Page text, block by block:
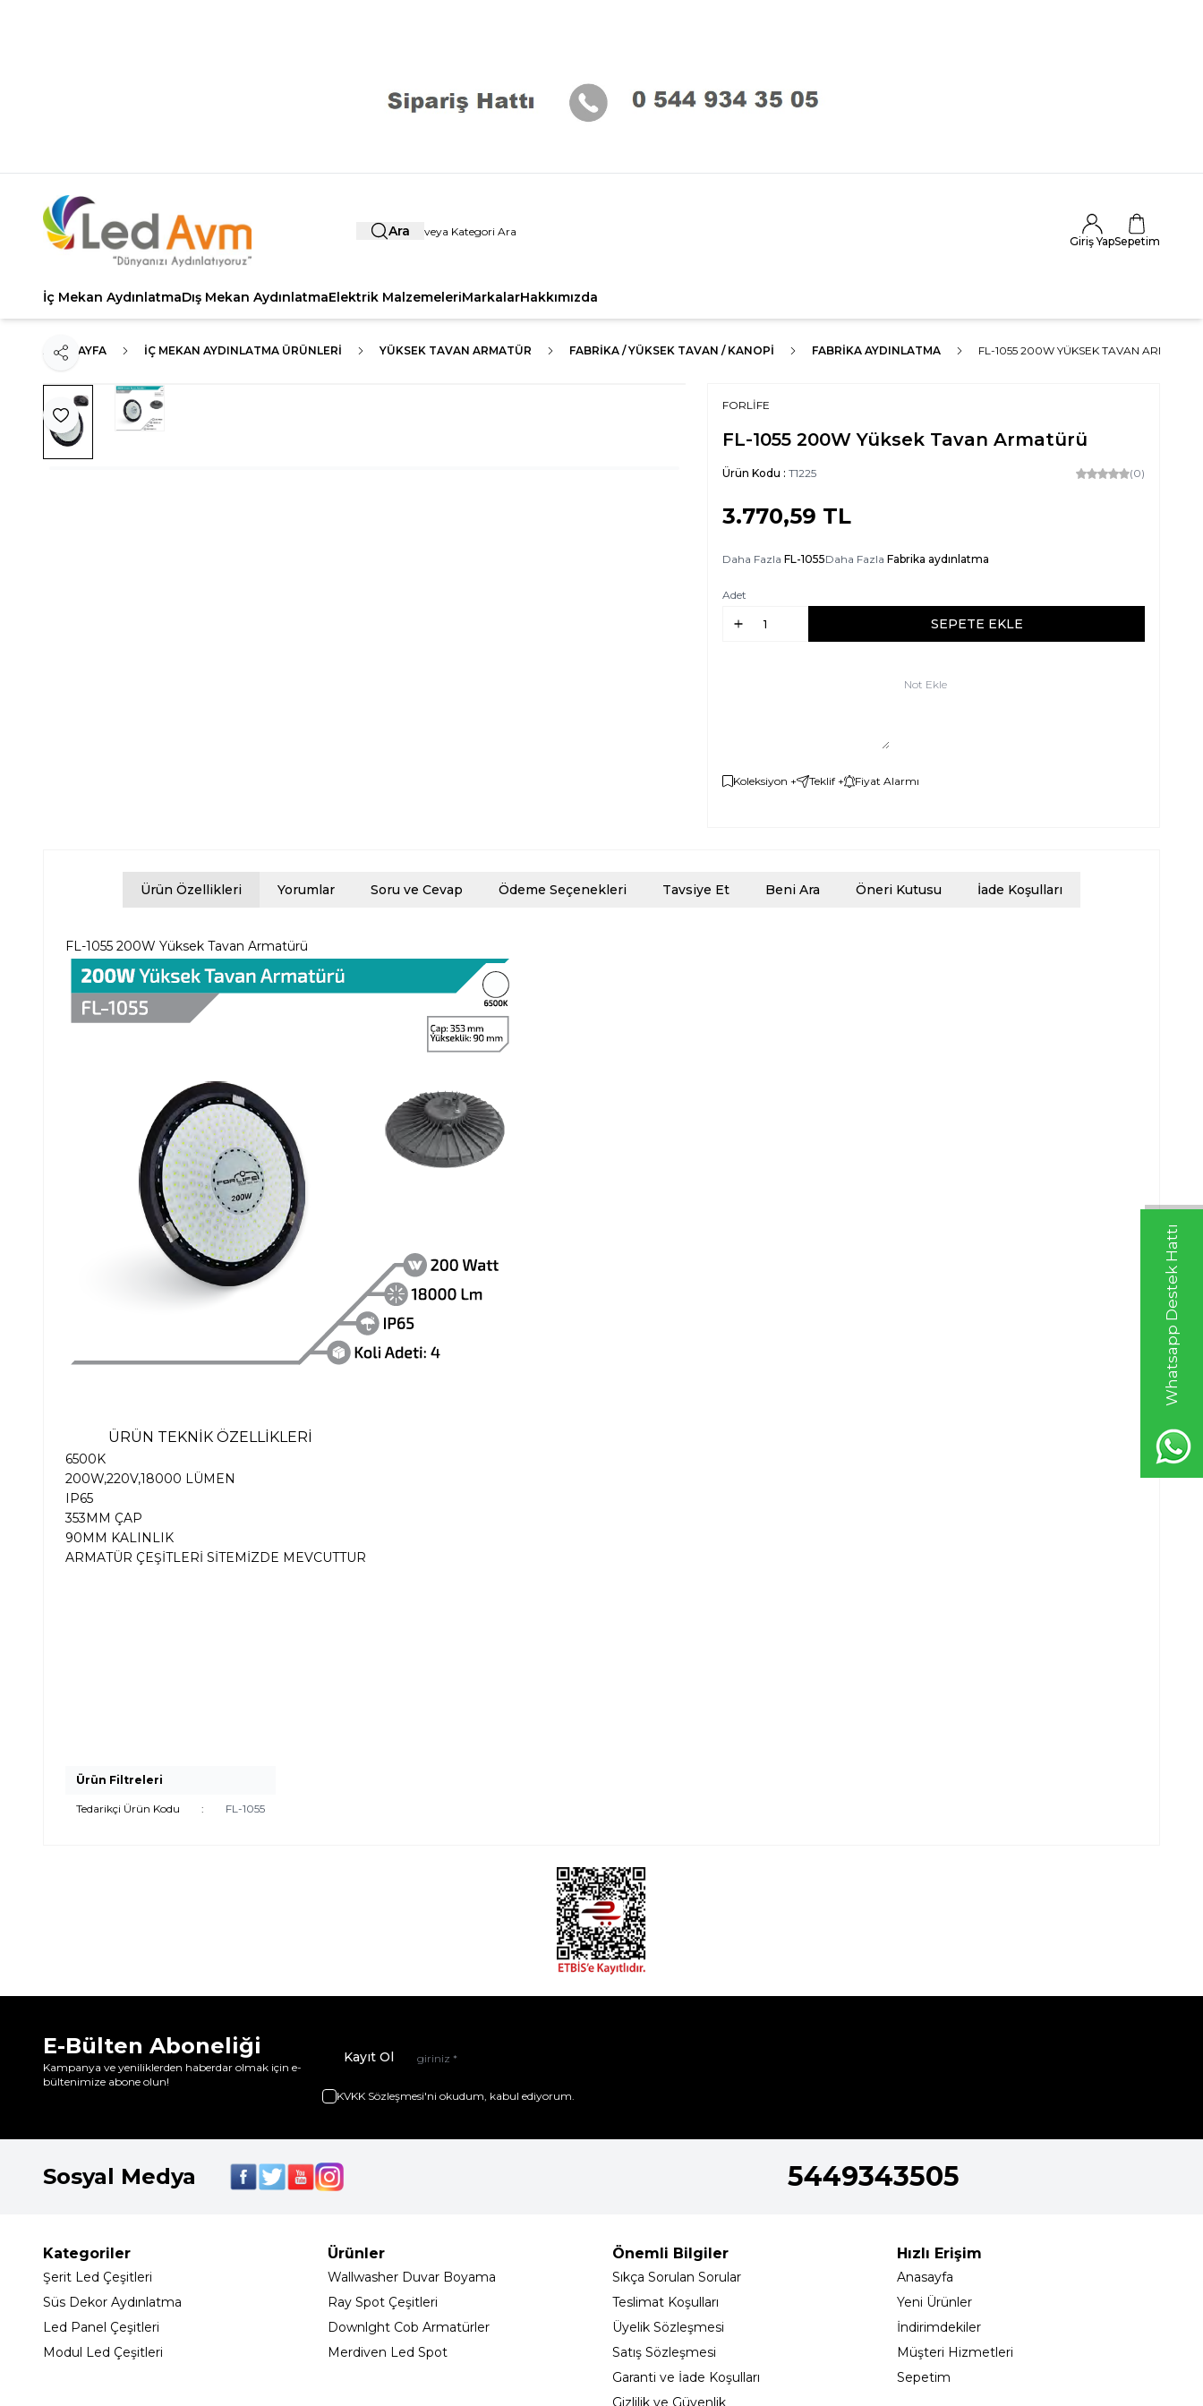
Whatsapp Destek Hattı
Ara
Giriş YapSepetim
İç Mekan AydınlatmaDış Mekan AydınlatmaElektrik MalzemeleriMarkalarHakkımızda
ANA SAYFA İÇ MEKAN AYDINLATMA ÜRÜNLERI YÜKSEK TAVAN ARMATÜR FABRIKA / YÜKSEK TAVAN / KANOPI FABRIKA AYDINLATMA FL-1055 200W YÜKSEK TAVAN
Favoriye Ekle
Paylaş
FORLİFE
FL-1055 200W Yüksek Tavan Armatürü
Ürün Kodu : T1225 (0)
3.770,59 TL
Daha Fazla FL-1055Daha Fazla Fabrika aydınlatma
Adet
SEPETE EKLE
Not Ekle
Koleksiyon + Teklif + Fiyat Alarmı
Ürün Özellikleri Yorumlar Soru ve Cevap Ödeme Seçenekleri Tavsiye Et Beni Ara Öneri Kutusu İade Koşulları
FL-1055 200W Yüksek Tavan Armatürü
ÜRÜN TEKNİK ÖZELLİKLERİ
6500K
200W,220V,18000 LÜMEN
IP65
353MM ÇAP
90MM KALINLIK
ARMATÜR ÇEŞİTLERİ SİTEMİZDE MEVCUTTUR
Ürün Filtreleri
Tedarikçi Ürün Kodu : FL-1055
E-Bülten Aboneliği
Kampanya ve yeniliklerden haberdar olmak için e-
bültenimize abone olun!
Kayıt Ol
KVKK Sözleşmesi'ni okudum, kabul ediyorum.
Sosyal Medya 5449343505
Kategoriler
Şerit Led Çeşitleri
Süs Dekor Aydınlatma
Led Panel Çeşitleri
Modul Led Çeşitleri
Ürünler
Wallwasher Duvar Boyama
Ray Spot Çeşitleri
Downlght Cob Armatürler
Merdiven Led Spot
Önemli Bilgiler
Sıkça Sorulan Sorular
Teslimat Koşulları
Üyelik Sözleşmesi
Satış Sözleşmesi
Garanti ve İade Koşulları
Gizlilik ve Güvenlik
Hızlı Erişim
Anasayfa
Yeni Ürünler
İndirimdekiler
Müşteri Hizmetleri
Sepetim